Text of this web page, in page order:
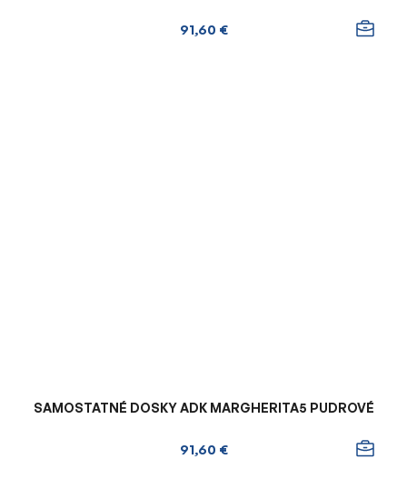
91,60 €
SAMOSTATNÉ DOSKY ADK MARGHERITA5 PUDROVÉ
91,60 €